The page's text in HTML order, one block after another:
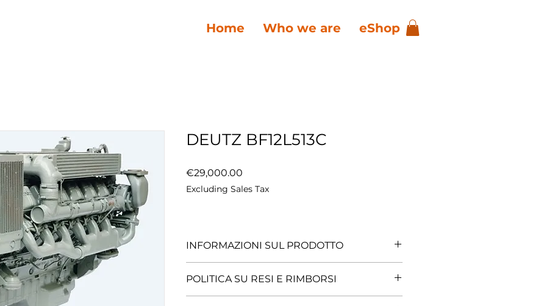
Home Who we are eShop
DEUTZ BF12L513C
€29,000.00
Excluding Sales Tax
INFORMAZIONI SUL PRODOTTO
DEUTZ MODELLO: F4L914
POLITICA SU RESI E RIMBORSI